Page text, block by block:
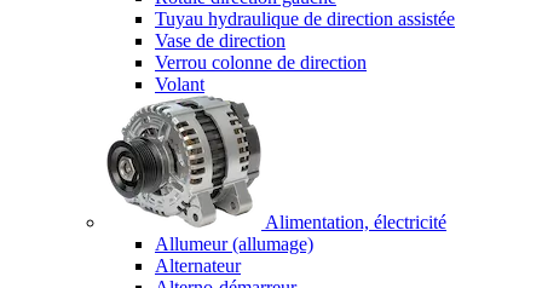
Tuyau hydraulique de direction assistée
Vase de direction
Verrou colonne de direction
Volant
Alimentation, électricité
Allumeur (allumage)
Alternateur